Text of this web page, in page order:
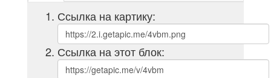
Ссылка на картику:
Ссылка на этот блок: